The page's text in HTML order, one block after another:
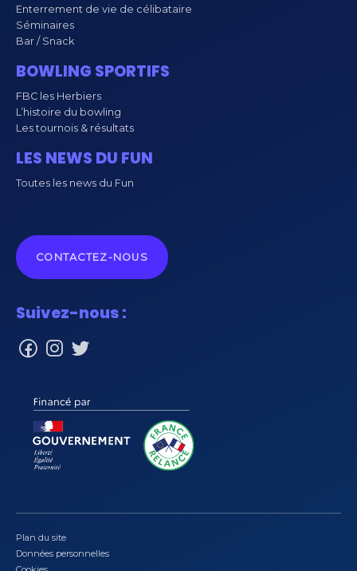
Enterrement de vie de célibataire
Séminaires
Bar / Snack
BOWLING SPORTIFS
FBC les Herbiers
L’histoire du bowling
Les tournois & résultats
LES NEWS DU FUN
Toutes les news du Fun
CONTACTEZ-NOUS
Suivez-nous :
Plan du site
Données personnelles